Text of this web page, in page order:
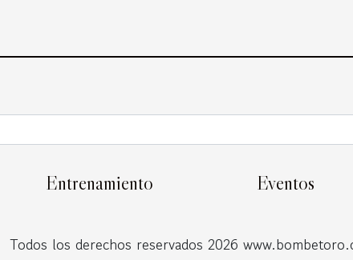
Entrenamiento Eventos
Todos los derechos reservados 2026